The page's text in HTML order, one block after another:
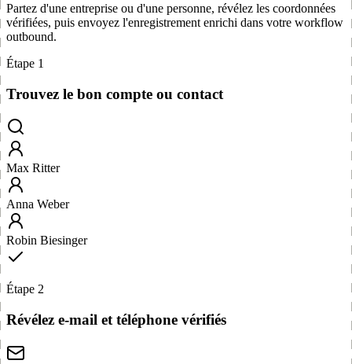
Partez d'une entreprise ou d'une personne, révélez les coordonnées
vérifiées, puis envoyez l'enregistrement enrichi dans votre workflow
outbound.
Étape 1
Trouvez le bon compte ou contact
Max Ritter
Anna Weber
Robin Biesinger
Étape 2
Révélez e-mail et téléphone vérifiés